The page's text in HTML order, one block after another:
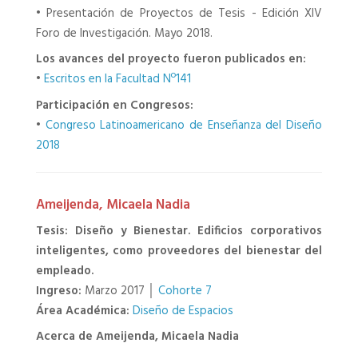
• Presentación de Proyectos de Tesis - Edición XIV
Foro de Investigación. Mayo 2018.
Los avances del proyecto fueron publicados en:
• Escritos en la Facultad Nº141
Participación en Congresos:
• Congreso Latinoamericano de Enseñanza del Diseño
2018
Ameijenda, Micaela Nadia
Tesis: Diseño y Bienestar. Edificios corporativos
inteligentes, como proveedores del bienestar del
empleado.
Ingreso: Marzo 2017 │ Cohorte 7
Área Académica: Diseño de Espacios
Acerca de Ameijenda, Micaela Nadia